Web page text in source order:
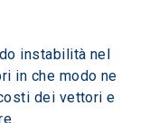
instabilità nel
in che modo ne
dei vettori e